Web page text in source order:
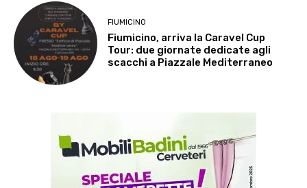
FIUMICINO
Fiumicino, arriva la Caravel Cup
Tour: due giornate dedicate agli
scacchi a Piazzale Mediterraneo